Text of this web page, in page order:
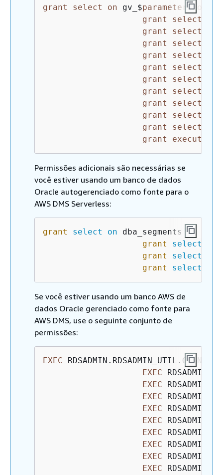
grant select on gv_$parameter to
grant
select
grant
select
grant
select
grant
select
grant
select
grant
select
grant
select
grant
select
grant
select
grant
select
grant
execute
Permissões adicionais são necessárias se
você estiver usando um banco de dados
Oracle autogerenciado como fonte para o
AWS DMS Serverless:
grant select on dba_segments to
grant
select
grant
select
grant
select
Se você estiver usando um banco AWS de
dados Oracle gerenciado como fonte para
AWS DMS, use o seguinte conjunto de
permissões:
EXEC
EXEC
EXEC
EXEC
EXEC
EXEC
EXEC
EXEC
EXEC
EXEC